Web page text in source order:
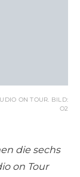
ON TOUR. BILD:
O2
die sechs
on Tour